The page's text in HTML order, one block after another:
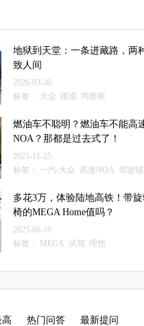
地狱到天堂：一条进藏路，两
致人间
2026-03-30
标签： 大众 揽巡 丙察察
燃油车不聪明？燃油车不能高
NOA？那都是过去式了！
2025-11-25
标签： 一汽-大众 高速NOA 驾驶
多花3万，体验陆地高铁！带
椅的MEGA Home值吗？
2025-06-10
标签：
MEGA 试驾 理想
热门问答 最新提问